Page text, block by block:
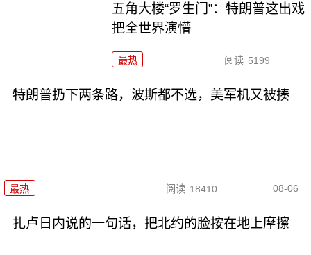
五角大楼“罗生门”：特朗普这出戏
把全世界演懵
最热 阅读 5199
特朗普扔下两条路，波斯都不选，美军机又被揍
最热 阅读 18410 08-06
扎卢日内说的一句话，把北约的脸按在地上摩擦